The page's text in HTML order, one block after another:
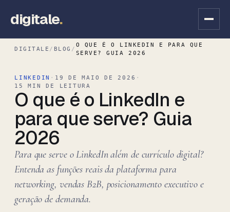
digitale.
DIGITALE / BLOG /
O QUE É O LINKEDIN E PARA QUE
SERVE? GUIA 2026
LINKEDIN · 19 DE MAIO DE 2026 ·
15 MIN DE LEITURA
O que é o LinkedIn e
para que serve? Guia
2026
Para que serve o LinkedIn além de currículo digital?
Entenda as funções reais da plataforma para
networking, vendas B2B, posicionamento executivo e
geração de demanda.